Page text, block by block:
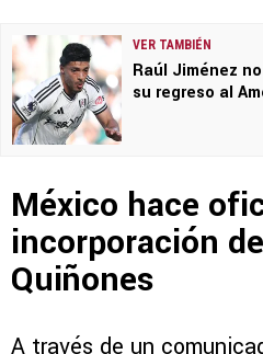
VER TAMBIÉN
Raúl Jiménez
su regreso al
México hace
incorporación
Quiñones
A través de un